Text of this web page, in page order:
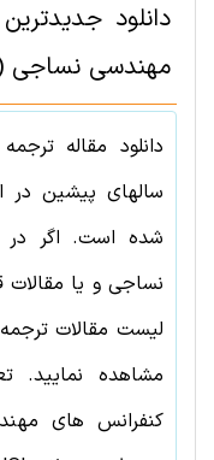
مهندسی نساجی
دانلود مقاله
سالهای پیشین در
شده است. اگر
نساجی و یا مقالات
لیست مقالات
مشاهده نمایید.
کنفرانس های